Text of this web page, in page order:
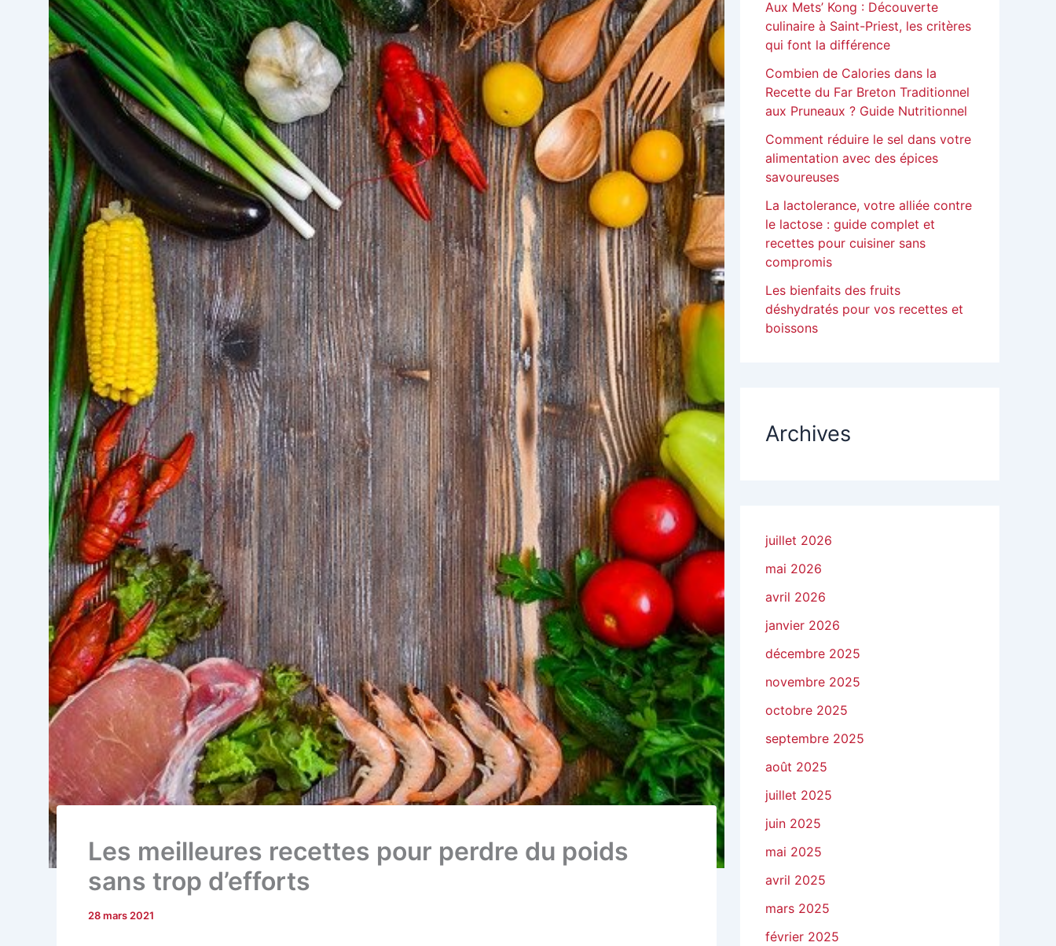
Les meilleures recettes pour perdre du poids
sans trop d’efforts
28 mars 2021
Aux Mets’ Kong : Découverte
culinaire à Saint-Priest, les critères
qui font la différence
Combien de Calories dans la
Recette du Far Breton Traditionnel
aux Pruneaux ? Guide Nutritionnel
Comment réduire le sel dans votre
alimentation avec des épices
savoureuses
La lactolerance, votre alliée contre
le lactose : guide complet et
recettes pour cuisiner sans
compromis
Les bienfaits des fruits
déshydratés pour vos recettes et
boissons
Archives
juillet 2026
mai 2026
avril 2026
janvier 2026
décembre 2025
novembre 2025
octobre 2025
septembre 2025
août 2025
juillet 2025
juin 2025
mai 2025
avril 2025
mars 2025
février 2025